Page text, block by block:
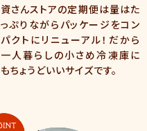
資さんストアの定期便は量はた
っぷりながらパッケージをコン
パクトにリニューアル！だから
一人暮らしの小さめ冷凍庫に
もちょうどいいサイズです。